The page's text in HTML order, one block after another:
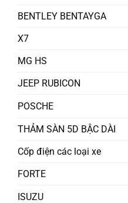
BENTLEY BENTAYGA
X7
MG HS
JEEP RUBICON
POSCHE
THẢM SÀN 5D BẬC DÀI
Cốp điện các loại xe
FORTE
ISUZU